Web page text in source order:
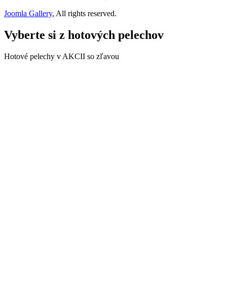
Joomla Gallery, All rights reserved.
Vyberte si z hotových pelechov
Hotové pelechy v AKCII so zľavou